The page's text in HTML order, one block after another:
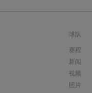
球队
赛程
新闻
视频
照片